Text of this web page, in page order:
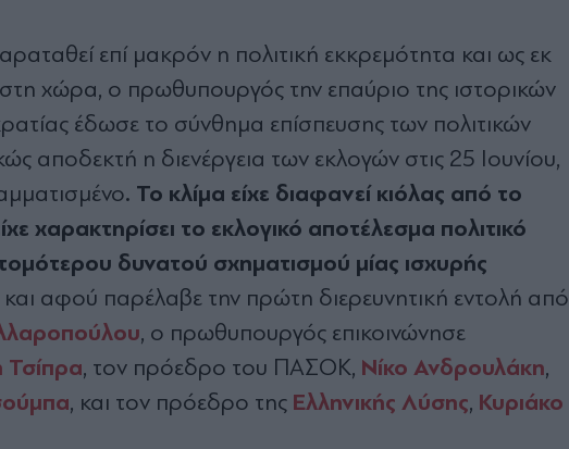
επί μακρόν η πολιτική εκκρεμότητα και ως εκ
χώρα, ο πρωθυπουργός την επαύριο της ιστορικών
έδωσε το σύνθημα επίσπευσης των πολιτικών
αποδεκτή η διενέργεια των εκλογών στις 25 Ιουνίου,
. Το κλίμα είχε διαφανεί κιόλας από το
το εκλογικό αποτέλεσμα πολιτικό
δυνατού σχηματισμού μίας ισχυρής
αφού παρέλαβε την πρώτη διερευνητική εντολή από
, ο πρωθυπουργός επικοινώνησε
Τσίπρα, τον πρόεδρο του ΠΑΣΟΚ, Νίκο Ανδρουλάκη,
, και τον πρόεδρο της Ελληνικής Λύσης, Κυριάκο